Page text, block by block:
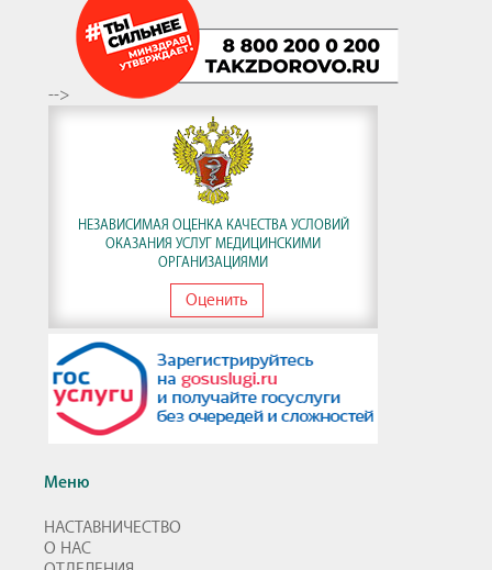
-->
НЕЗАВИСИМАЯ ОЦЕНКА КАЧЕСТВА УСЛОВИЙ
ОКАЗАНИЯ УСЛУГ МЕДИЦИНСКИМИ
ОРГАНИЗАЦИЯМИ
Оценить
Меню
НАСТАВНИЧЕСТВО
О НАС